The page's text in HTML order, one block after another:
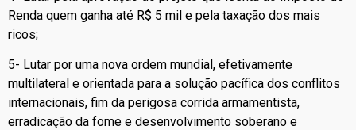
Renda quem ganha até R$ 5 mil e pela taxação dos mais
ricos;
5- Lutar por uma nova ordem mundial, efetivamente
multilateral e orientada para a solução pacífica dos conflitos
internacionais, fim da perigosa corrida armamentista,
erradicação da fome e desenvolvimento soberano e